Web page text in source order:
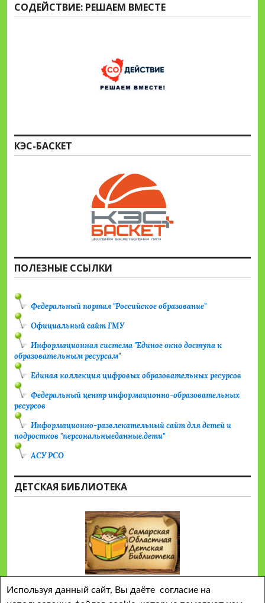
СОДЕЙСТВИЕ: РЕШАЕМ ВМЕСТЕ
КЭС-БАСКЕТ
ПОЛЕЗНЫЕ ССЫЛКИ
Федеральный портал "Российское образование"
Официальный сайт ГМУ
Информационная система "Единое окно доступа к
образовательным ресурсам"
Единая коллекция цифровых образовательных ресурсов
Федеральный центр информационно-образовательных
ресурсов
Информационно-развлекательный сайт для детей и
подростков "персональныеданные.дети"
АСУ РСО
ДЕТСКАЯ БИБЛИОТЕКА
Используя данный сайт, Вы даёте согласие на